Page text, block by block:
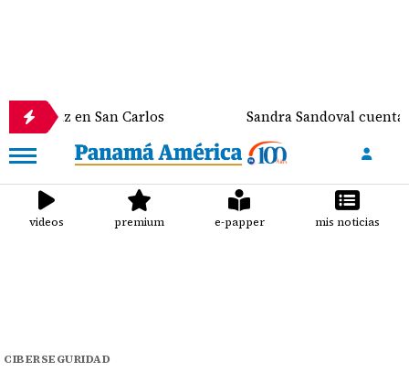
en San Carlos Sandra Sandoval cuenta el
videos premium e-papper mis noticias
CIBERSEGURIDAD